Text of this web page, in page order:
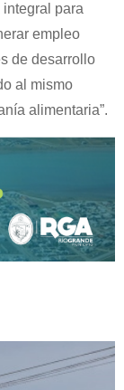
para
empleo
de desarrollo
al mismo
alimentaria”.